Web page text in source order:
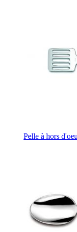
Pelle à hors